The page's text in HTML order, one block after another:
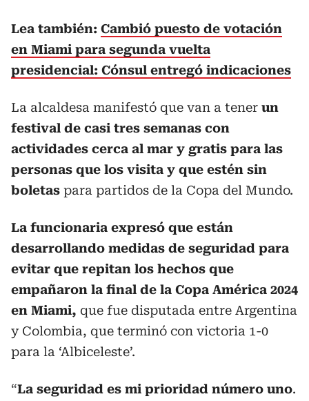
Lea también: Cambió puesto de votación
en Miami para segunda vuelta
presidencial: Cónsul entregó indicaciones
La alcaldesa manifestó que van a tener un
festival de casi tres semanas con
actividades cerca al mar y gratis para las
personas que los visita y que estén sin
boletas para partidos de la Copa del Mundo.
La funcionaria expresó que están
desarrollando medidas de seguridad para
evitar que repitan los hechos que
empañaron la final de la Copa América 2024
en Miami, que fue disputada entre Argentina
y Colombia, que terminó con victoria 1-0
para la ‘Albiceleste’.
“La seguridad es mi prioridad número uno.